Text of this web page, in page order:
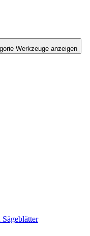
Werkzeuge anzeigen